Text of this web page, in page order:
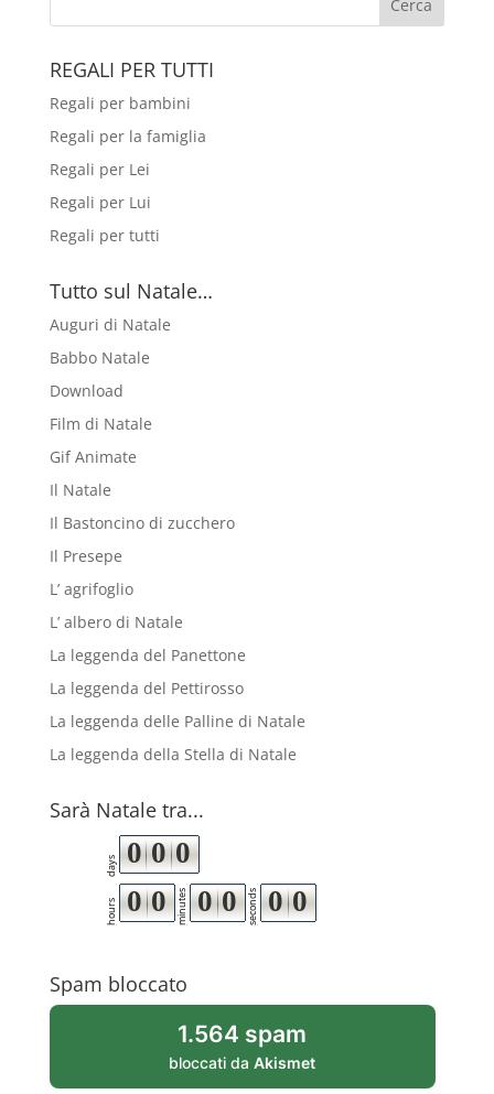
REGALI PER TUTTI
Regali per bambini
Regali per la famiglia
Regali per Lei
Regali per Lui
Regali per tutti
Tutto sul Natale…
Auguri di Natale
Babbo Natale
Download
Film di Natale
Gif Animate
Il Natale
Il Bastoncino di zucchero
Il Presepe
L’ agrifoglio
L’ albero di Natale
La leggenda del Panettone
La leggenda del Pettirosso
La leggenda delle Palline di Natale
La leggenda della Stella di Natale
Sarà Natale tra...
days 0 0 0
hours 0 0 minutes 0 0 seconds 0 0
Spam bloccato
1.564 spam
bloccati daAkismet